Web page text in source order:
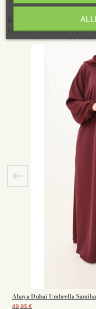
KUNDEN, DIE
HABEN, KAUFTEN
Abaya Dubai Umbrella
49,95 €